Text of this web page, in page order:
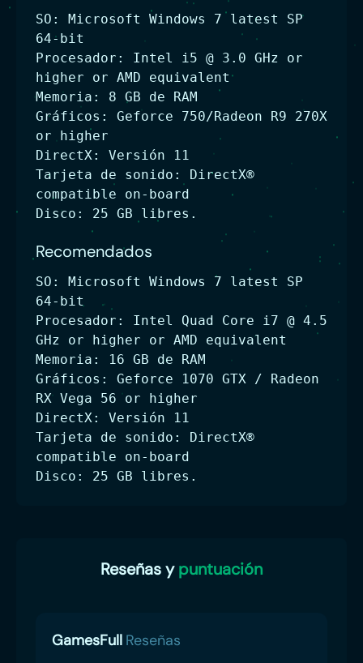
SO: Microsoft Windows 7 latest SP
64-bit
Procesador: Intel i5 @ 3.0 GHz or
higher or AMD equivalent
Memoria: 8 GB de RAM
Gráficos: Geforce 750/Radeon R9 270X
or higher
DirectX: Versión 11
Tarjeta de sonido: DirectX®
compatible on-board
Disco: 25 GB libres.
Recomendados
SO: Microsoft Windows 7 latest SP
64-bit
Procesador: Intel Quad Core i7 @ 4.5
GHz or higher or AMD equivalent
Memoria: 16 GB de RAM
Gráficos: Geforce 1070 GTX / Radeon
RX Vega 56 or higher
DirectX: Versión 11
Tarjeta de sonido: DirectX®
compatible on-board
Disco: 25 GB libres.
Reseñas ypuntuación
GamesFull Reseñas